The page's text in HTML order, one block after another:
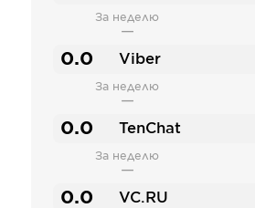
За неделю
—
0.0 Viber
За неделю
—
0.0 TenChat
За неделю
—
0.0 VC.RU